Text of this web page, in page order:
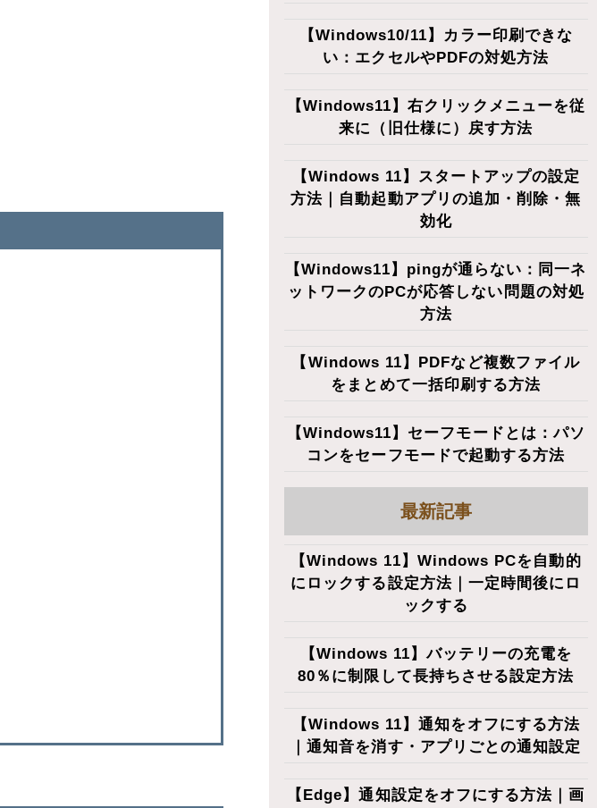
【Windows10/11】カラー印刷できな
い：エクセルやPDFの対処方法
【Windows11】右クリックメニューを従
来に（旧仕様に）戻す方法
【Windows 11】スタートアップの設定
方法｜自動起動アプリの追加・削除・無
効化
【Windows11】pingが通らない：同一ネ
ットワークのPCが応答しない問題の対処
方法
【Windows 11】PDFなど複数ファイル
をまとめて一括印刷する方法
【Windows11】セーフモードとは：パソ
コンをセーフモードで起動する方法
最新記事
【Windows 11】Windows PCを自動的
にロックする設定方法｜一定時間後にロ
ックする
【Windows 11】バッテリーの充電を
80％に制限して長持ちさせる設定方法
【Windows 11】通知をオフにする方法
｜通知音を消す・アプリごとの通知設定
【Edge】通知設定をオフにする方法｜画